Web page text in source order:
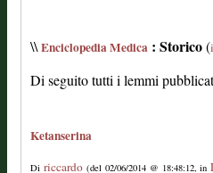
\\Enciclopedia Medica : Storico(
Di seguito tutti i lemmi
Ketanserina
Di riccardo (del 02/06/2014 @ 18:48:12, in